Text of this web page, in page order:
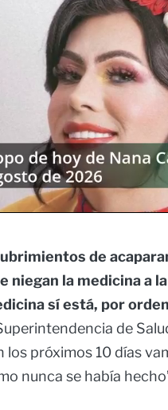
de
niegan la medicina a
sí está, por
de
los próximos 10 días
nunca se había